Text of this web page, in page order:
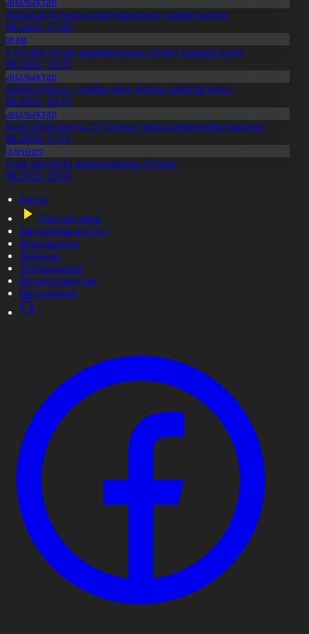
балық шаруашылығы дамып келеді
17:09
еті мен тауық жұмыртқасын өндіру қарқын алды
10:05
отбасы – тәрбие мен дәстүр сабақтастығы
20:19
облысында 157 науқас трансплантацияға мұқтаж
17:11
архивтің құрылғанына 20 жыл
20:03
Басты
Тікелей эфир
Бағдарлама кестесі
Жаңалықтар
Жобалар
Телехикаялар
Мультсериалдар
Видеоархив